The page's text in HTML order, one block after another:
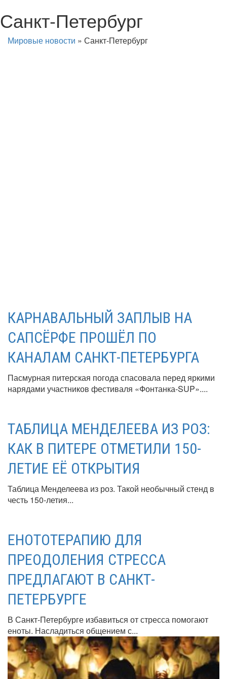
Санкт-Петербург
Мировые новости » Санкт-Петербург
КАРНАВАЛЬНЫЙ ЗАПЛЫВ НА
САПСЁРФЕ ПРОШЁЛ ПО
КАНАЛАМ САНКТ-ПЕТЕРБУРГА
Пасмурная питерская погода спасовала перед яркими
нарядами участников фестиваля «Фонтанка-SUP»....
ТАБЛИЦА МЕНДЕЛЕЕВА ИЗ РОЗ:
КАК В ПИТЕРЕ ОТМЕТИЛИ 150-
ЛЕТИЕ ЕЁ ОТКРЫТИЯ
Таблица Менделеева из роз. Такой необычный стенд в
честь 150-летия...
ЕНОТОТЕРАПИЮ ДЛЯ
ПРЕОДОЛЕНИЯ СТРЕССА
ПРЕДЛАГАЮТ В САНКТ-
ПЕТЕРБУРГЕ
В Санкт-Петербурге избавиться от стресса помогают
еноты. Насладиться общением с...